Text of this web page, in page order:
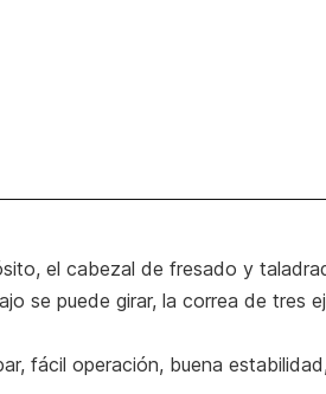
el cabezal de fresado y
se puede girar, la correa de tres
fácil operación, buena